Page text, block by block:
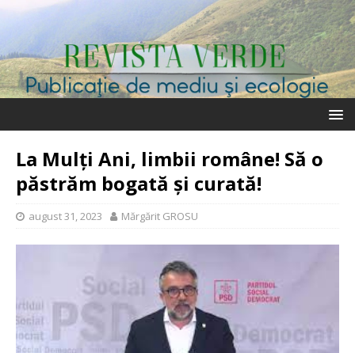
La Mulți Ani, limbii române! Să o
păstrăm bogată și curată!
august 31, 2023 Mărgărit GROSU